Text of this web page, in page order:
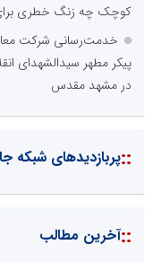
کوچک چه زنگ خطری برای
خدمت‌رسانی شرکت
پیکر مطهر سیدالشهدای
در مشهد مقدس
::پربازدیدهای شبکه
::آخرین مطالب